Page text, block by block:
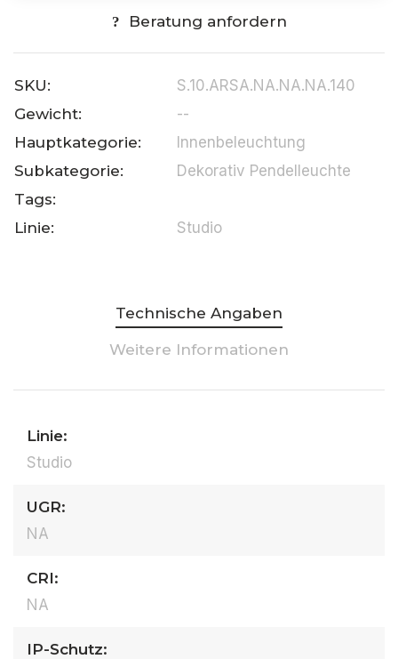
Beratung anfordern
SKU:
S.10.ARSA.NA.NA.NA.140
Gewicht:
--
Hauptkategorie:
Innenbeleuchtung
Subkategorie:
Dekorativ Pendelleuchte
Tags:
Linie:
Studio
Technische Angaben
Weitere Informationen
Linie:
Studio
UGR:
NA
CRI:
NA
IP-Schutz: